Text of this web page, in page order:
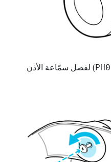
) لفصل سمّاعة الأذن